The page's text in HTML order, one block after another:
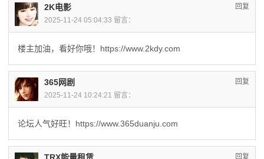
2K电影
2025-11-24 05:04:33 留言：
回复
楼主加油，看好你哦！https://www.2kdy.com
365网剧
2025-11-24 10:24:21 留言：
回复
论坛人气好旺！https://www.365duanju.com
回复